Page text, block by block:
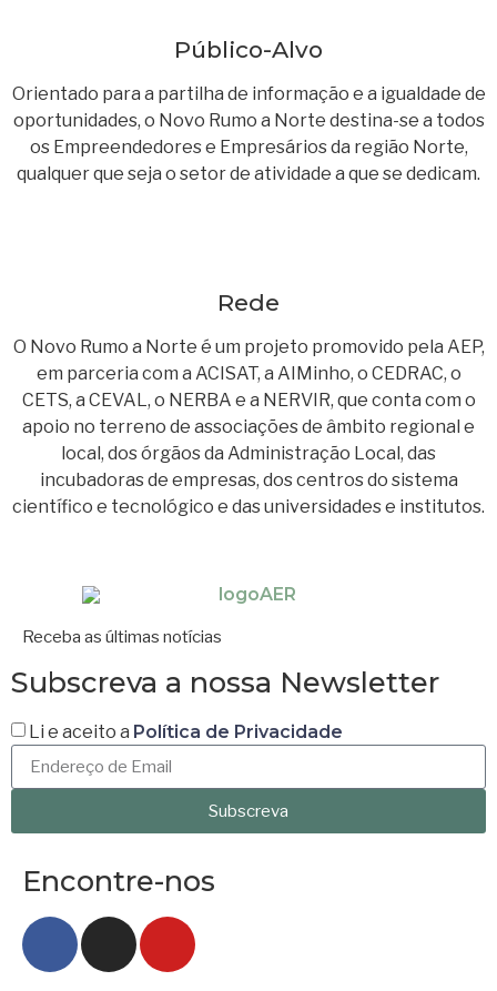
Público-Alvo
Orientado para a partilha de informação e a igualdade de
oportunidades, o Novo Rumo a Norte destina-se a todos
os Empreendedores e Empresários da região Norte,
qualquer que seja o setor de atividade a que se dedicam.
Rede
O Novo Rumo a Norte é um projeto promovido pela AEP,
em parceria com a ACISAT, a AIMinho, o CEDRAC, o
CETS, a CEVAL, o NERBA e a NERVIR, que conta com o
apoio no terreno de associações de âmbito regional e
local, dos órgãos da Administração Local, das
incubadoras de empresas, dos centros do sistema
científico e tecnológico e das universidades e institutos.
Receba as últimas notícias
Subscreva a nossa Newsletter
Li e aceito a Política de Privacidade
Subscreva
Encontre-nos